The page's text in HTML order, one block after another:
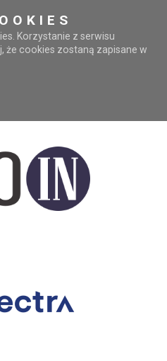
Korzystanie z serwisu
że cookies zostaną zapisane w